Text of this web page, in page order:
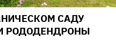
САДУ
РОДОДЕНДРОНЫ